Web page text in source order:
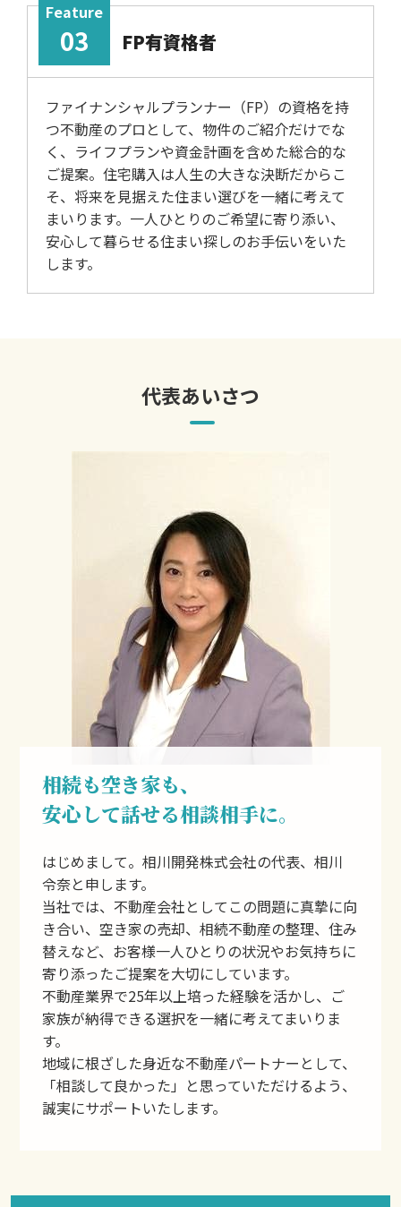
Feature
03 FP有資格者
ファイナンシャルプランナー（FP）の資格を持
つ不動産のプロとして、物件のご紹介だけでな
く、ライフプランや資金計画を含めた総合的な
ご提案。住宅購入は人生の大きな決断だからこ
そ、将来を見据えた住まい選びを一緒に考えて
まいります。一人ひとりのご希望に寄り添い、
安心して暮らせる住まい探しのお手伝いをいた
します。
代表あいさつ
相続も空き家も、
安心して話せる相談相手に。
はじめまして。相川開発株式会社の代表、相川
令奈と申します。
当社では、不動産会社としてこの問題に真摯に向
き合い、空き家の売却、相続不動産の整理、住み
替えなど、お客様一人ひとりの状況やお気持ちに
寄り添ったご提案を大切にしています。
不動産業界で25年以上培った経験を活かし、ご
家族が納得できる選択を一緒に考えてまいりま
す。
地域に根ざした身近な不動産パートナーとして、
「相談して良かった」と思っていただけるよう、
誠実にサポートいたします。